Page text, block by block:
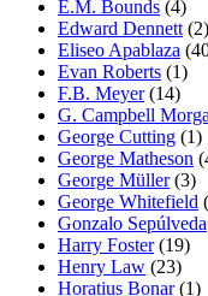
E.M. Bounds (4)
Edward Dennett(2)
Eliseo Apablaza
Evan Roberts (1)
F.B. Meyer(14)
G. Campbell
George Cutting (1)
George Matheson
George Müller(3)
George Whitefield
Gonzalo Sepúlveda
Harry Foster(19)
Henry Law (23)
Horatius Bonar(1)